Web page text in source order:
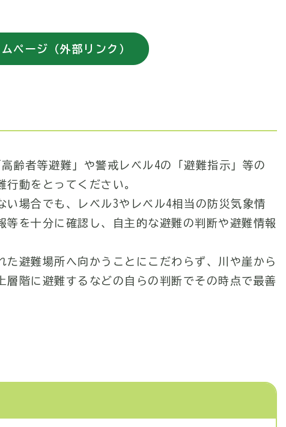
ページ（外部リンク）
齢者等避難」や警戒レベル4の「避難指示」等の
動をとってください。
い場合でも、レベル3やレベル4相当の防災気象情
を十分に確認し、自主的な避難の判断や避難情報
避難場所へ向かうことにこだわらず、川や崖から
層階に避難するなどの自らの判断でその時点で最善